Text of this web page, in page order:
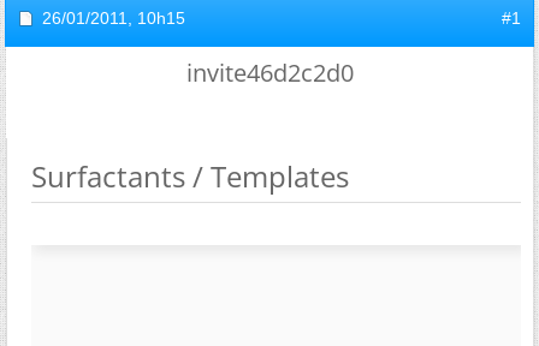
26/01/2011, 10h15 #1
invite46d2c2d0
Surfactants / Templates